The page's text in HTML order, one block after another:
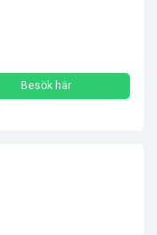
Besök här